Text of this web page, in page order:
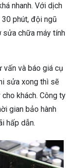
nhanh. Với dịch
phút, đội ngũ
sửa chữa máy tính
vấn và báo giá cụ
sửa xong thì sẽ
khách. Công ty
gian bảo hành
hấp dẫn.